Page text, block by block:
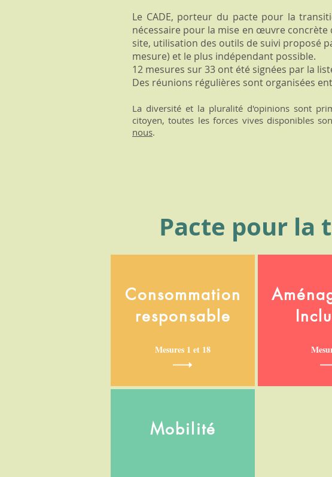
Le CADE, porteur du pacte pour la
nécessaire pour la mise en œuvre
site, utilisation des outils de suivi proposé
mesure) et le plus indépendant possible.
12 mesures sur 33 ont été signées par la
Des réunions régulières sont organisées
La diversité et la pluralité d'opinions sont
citoyen, toutes les forces vives disponibles
nous.
Pacte pour la
Consommation
responsable
Mesures 1 et 18
Mobilité